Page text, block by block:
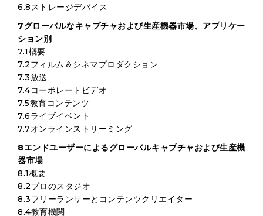
6.8ストレージデバイス
7グローバルなキャプチャおよび生産機器市場、アプリケー
ション別
7.1概要
7.2フィルム＆シネマプロダクション
7.3放送
7.4コーポレートビデオ
7.5教育コンテンツ
7.6ライブイベント
7.7オンラインストリーミング
8エンドユーザーによるグローバルキャプチャおよび生産機
器市場
8.1概要
8.2プロのスタジオ
8.3フリーランサーとコンテンツクリエイター
8.4教育機関